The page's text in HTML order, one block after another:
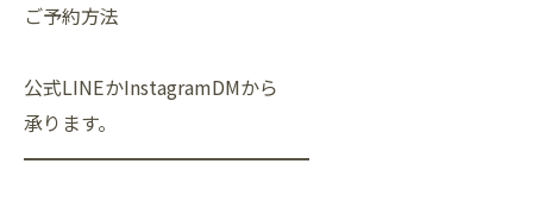
ご予約方法
公式LINEかInstagramDMから
承ります。
━━━━━━━━━━━━━━━